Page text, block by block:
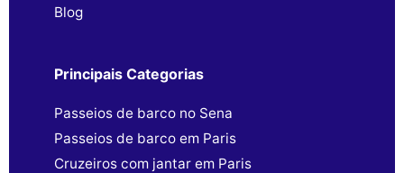
Blog
Principais Categorias
Passeios de barco no Sena
Passeios de barco em Paris
Cruzeiros com jantar em Paris